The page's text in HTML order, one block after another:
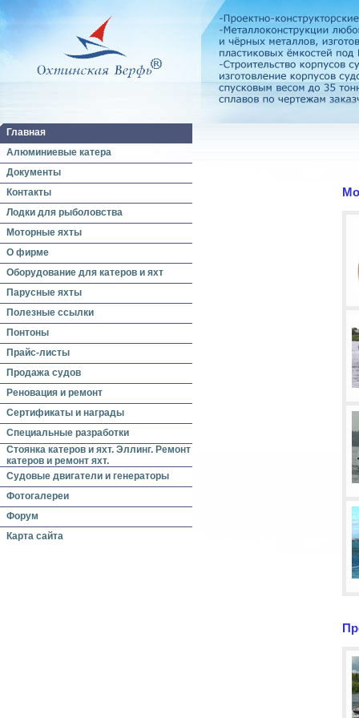
Главная
Алюминиевые катера
Документы
Контакты
Лодки для рыболовства
Моторные яхты
О фирме
Оборудование для катеров и яхт
Парусные яхты
Полезные ссылки
Понтоны
Прайс-листы
Продажа судов
Реновация и ремонт
Сертификаты и награды
Специальные разработки
Стоянка катеров и яхт. Эллинг. Ремонт
катеров и ремонт яхт.
Судовые двигатели и генераторы
Фотогалереи
Форум
Карта сайта